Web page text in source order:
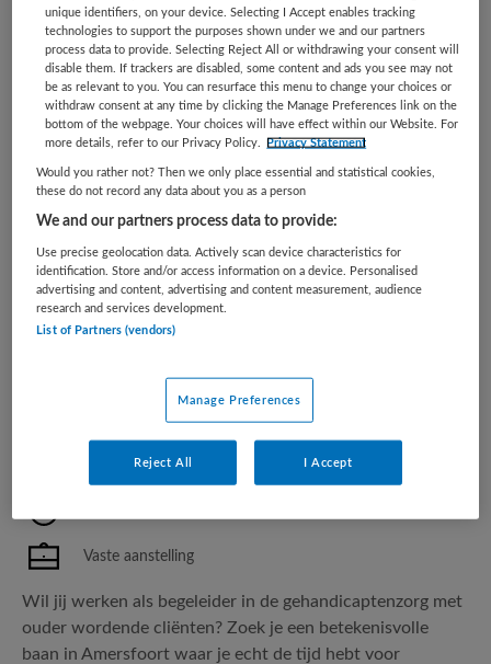
Wil jij van betekenis zijn voor mensen met een ernstige
meervoudige beperking (EMB)? Zoek je een baan waarin je
echt de tijd hebt voor cliënten, werkt in een hecht team
en elke dag bijdraagt aan een waardevol leven? Solliciteer
dan nu! Hoe ziet jouw nieuwe werkplek eruit? ...
Bekijk vacature Bewaren
Begeleider in Amersfoort -
Amersfoort
Vaste aanstelling
Wil jij werken als begeleider in de gehandicaptenzorg met
ouder wordende cliënten? Zoek je een betekenisvolle
baan in Amersfoort waar je echt de tijd hebt voor
unique identifiers, on your device. Selecting I Accept enables tracking
technologies to support the purposes shown under we and our partners
process data to provide. Selecting Reject All or withdrawing your consent will
disable them. If trackers are disabled, some content and ads you see may not
be as relevant to you. You can resurface this menu to change your choices or
withdraw consent at any time by clicking the Manage Preferences link on the
bottom of the webpage. Your choices will have effect within our Website. For
more details, refer to our Privacy Policy.
Privacy Statement
Would you rather not? Then we only place essential and statistical cookies,
these do not record any data about you as a person
We and our partners process data to provide:
Use precise geolocation data. Actively scan device characteristics for
identification. Store and/or access information on a device. Personalised
advertising and content, advertising and content measurement, audience
research and services development.
List of Partners (vendors)
Manage Preferences
Reject All I Accept